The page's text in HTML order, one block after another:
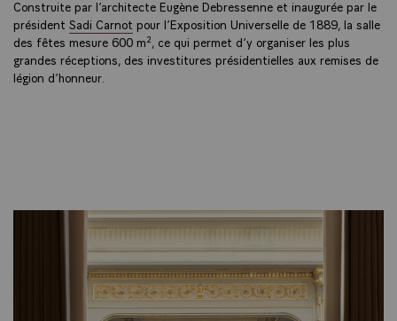
Construite par l’architecte Eugène Debressenne et inaugurée par le
président Sadi Carnot pour l’Exposition Universelle de 1889, la salle
des fêtes mesure 600 m², ce qui permet d’y organiser les plus
grandes réceptions, des investitures présidentielles aux remises de
légion d’honneur.